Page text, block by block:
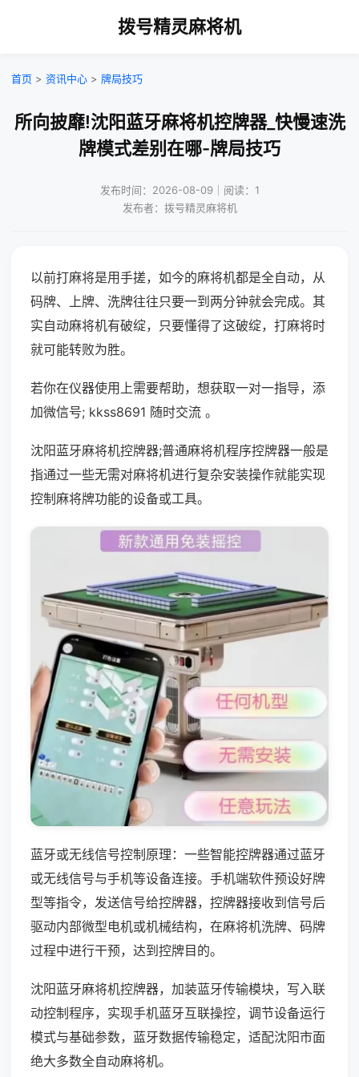
拨号精灵麻将机
首页 > 资讯中心 > 牌局技巧
所向披靡!沈阳蓝牙麻将机控牌器_快慢速洗
牌模式差别在哪-牌局技巧
发布时间：2026-08-09｜阅读：1
发布者：拨号精灵麻将机
以前打麻将是用手搓，如今的麻将机都是全自动，从
码牌、上牌、洗牌往往只要一到两分钟就会完成。其
实自动麻将机有破绽，只要懂得了这破绽，打麻将时
就可能转败为胜。
若你在仪器使用上需要帮助，想获取一对一指导，添
加微信号; kkss8691 随时交流 。
沈阳蓝牙麻将机控牌器;普通麻将机程序控牌器一般是
指通过一些无需对麻将机进行复杂安装操作就能实现
控制麻将牌功能的设备或工具。
蓝牙或无线信号控制原理：一些智能控牌器通过蓝牙
或无线信号与手机等设备连接。手机端软件预设好牌
型等指令，发送信号给控牌器，控牌器接收到信号后
驱动内部微型电机或机械结构，在麻将机洗牌、码牌
过程中进行干预，达到控牌目的。
沈阳蓝牙麻将机控牌器，加装蓝牙传输模块，写入联
动控制程序，实现手机蓝牙互联操控，调节设备运行
模式与基础参数，蓝牙数据传输稳定，适配沈阳市面
绝大多数全自动麻将机。